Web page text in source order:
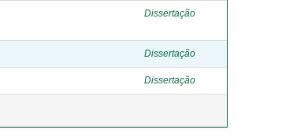
Dissertação
Dissertação
Dissertação